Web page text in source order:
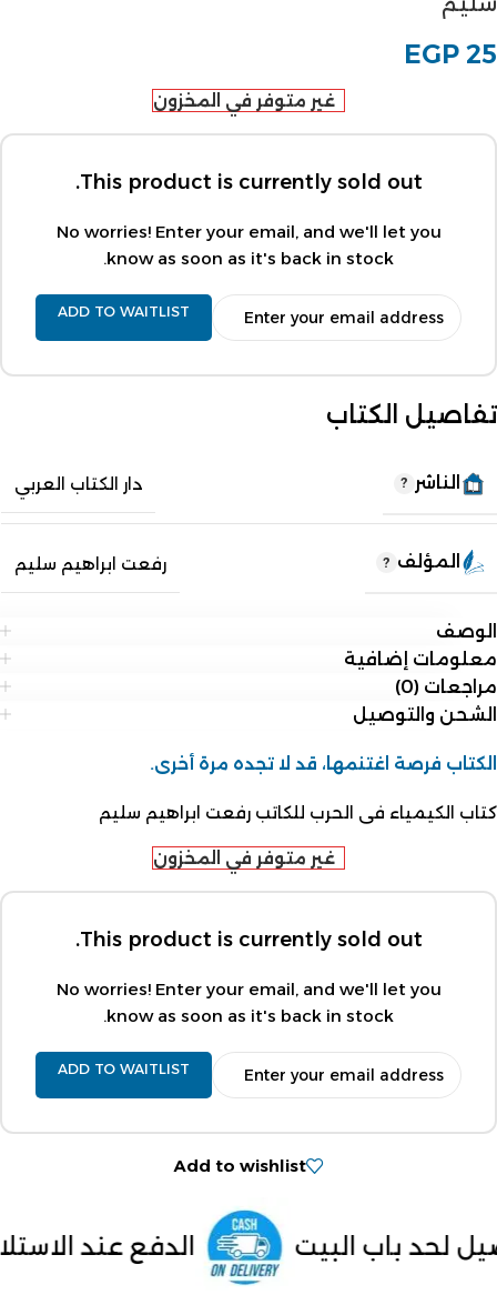
EGP 25
غير متوفر في المخزون
This product is currently sold out.
No worries! Enter your email, and we'll let you
know as soon as it's back in stock.
ADD TO WAITLIST
تفاصيل الكتاب
الناشر دار الكتاب العربي
المؤلف رفعت ابراهيم سليم
الوصف
معلومات إضافية
مراجعات (0)
الشحن والتوصيل
الكتاب فرصة اغتنمها، قد لا تجده مرة أخرى.
كتاب الكيمياء فى الحرب للكاتب رفعت ابراهيم سليم
غير متوفر في المخزون
This product is currently sold out.
No worries! Enter your email, and we'll let you
know as soon as it's back in stock.
ADD TO WAITLIST
Add to wishlist
الدفع عند الاستلام داخل مصر